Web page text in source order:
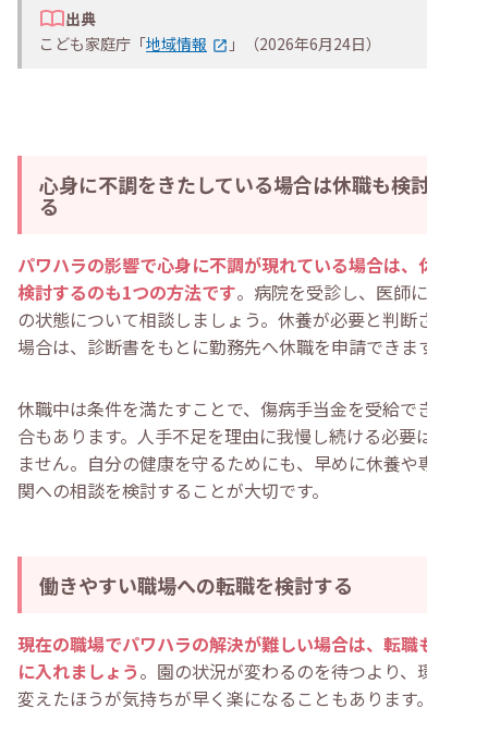
出典
こども家庭庁「地域情報 」（2026年6月24日）
心身に不調をきたしている場合は休職も検討す
る
パワハラの影響で心身に不調が現れている場合は、休職を
検討するのも1つの方法です。病院を受診し、医師に現在
の状態について相談しましょう。休養が必要と判断された
場合は、診断書をもとに勤務先へ休職を申請できます。
休職中は条件を満たすことで、傷病手当金を受給できる場
合もあります。人手不足を理由に我慢し続ける必要はあり
ません。自分の健康を守るためにも、早めに休養や専門機
関への相談を検討することが大切です。
働きやすい職場への転職を検討する
現在の職場でパワハラの解決が難しい場合は、転職も視野
に入れましょう。園の状況が変わるのを待つより、環境を
変えたほうが気持ちが早く楽になることもあります。